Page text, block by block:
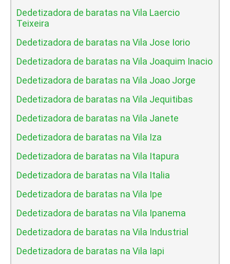
Dedetizadora de baratas na Vila Laercio
Teixeira
Dedetizadora de baratas na Vila Jose Iorio
Dedetizadora de baratas na Vila Joaquim Inacio
Dedetizadora de baratas na Vila Joao Jorge
Dedetizadora de baratas na Vila Jequitibas
Dedetizadora de baratas na Vila Janete
Dedetizadora de baratas na Vila Iza
Dedetizadora de baratas na Vila Itapura
Dedetizadora de baratas na Vila Italia
Dedetizadora de baratas na Vila Ipe
Dedetizadora de baratas na Vila Ipanema
Dedetizadora de baratas na Vila Industrial
Dedetizadora de baratas na Vila Iapi